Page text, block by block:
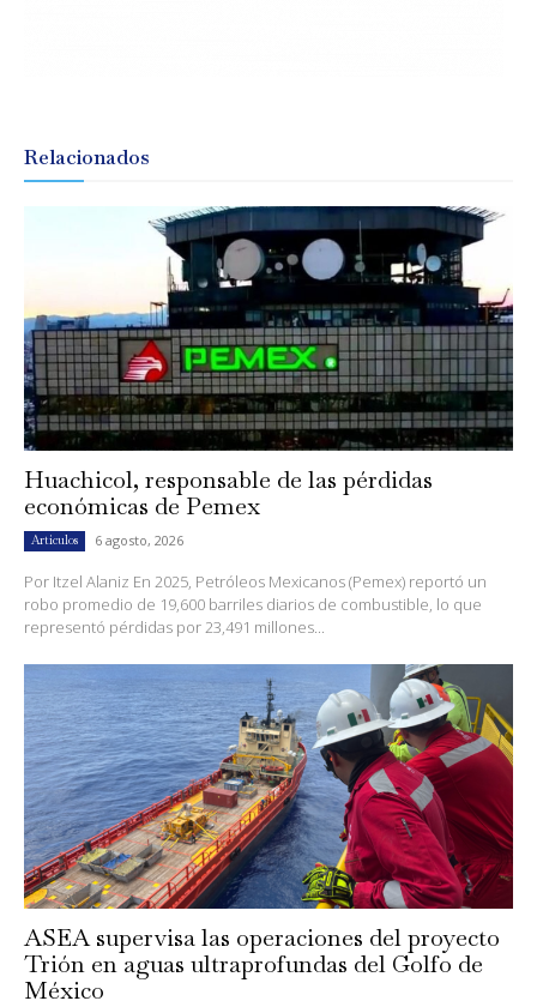
Relacionados
Huachicol, responsable de las pérdidas
económicas de Pemex
Artículos 6 agosto, 2026
Por Itzel Alaniz En 2025, Petróleos Mexicanos (Pemex) reportó un
robo promedio de 19,600 barriles diarios de combustible, lo que
representó pérdidas por 23,491 millones...
ASEA supervisa las operaciones del proyecto
Trión en aguas ultraprofundas del Golfo de
México